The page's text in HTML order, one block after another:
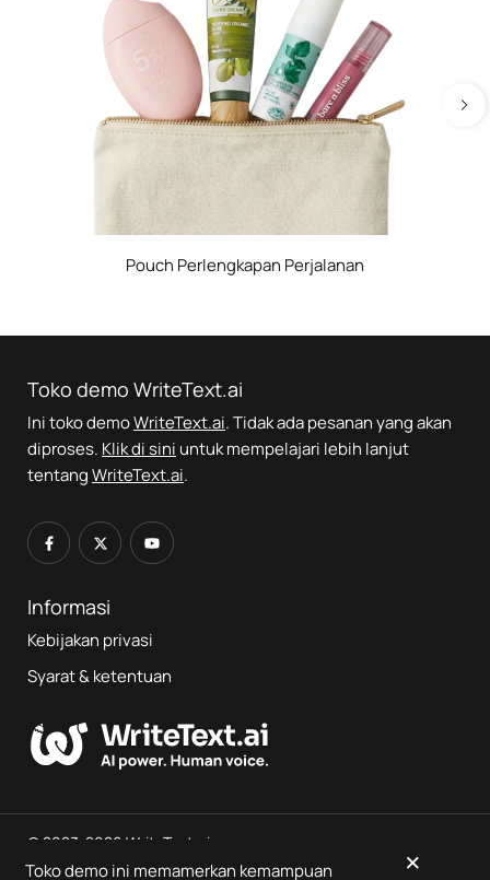
Pouch Perlengkapan Perjalanan
Toko demo WriteText.ai
Ini toko demoWriteText.ai. Tidak ada pesanan yang akan
diproses. Klik di sini untuk mempelajari lebih lanjut
tentangWriteText.ai.
Informasi
Kebijakan privasi
Syarat & ketentuan
© 2023-2026 WriteText.ai
Toko demo ini memamerkan kemampuan ×